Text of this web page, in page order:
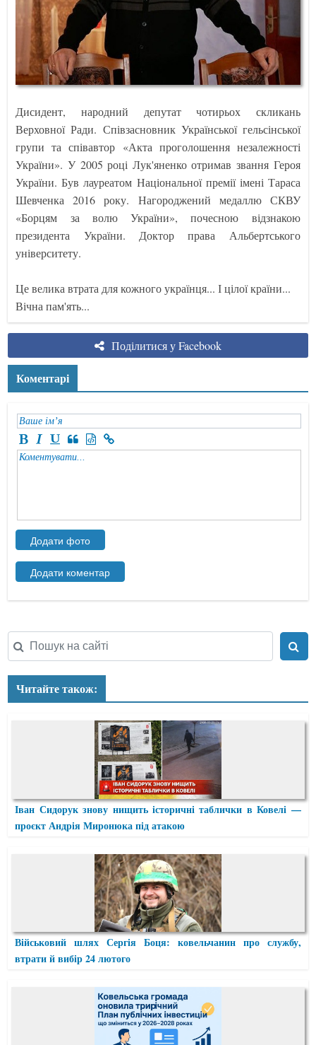
Дисидент, народний депутат чотирьох скликань
Верховної Ради. Співзасновник Української гельсінської
групи та співавтор «Акта проголошення незалежності
України». У 2005 році Лук'яненко отримав звання Героя
України. Був лауреатом Національної премії імені Тараса
Шевченка 2016 року. Нагороджений медаллю СКВУ
«Борцям за волю України», почесною відзнакою
президента України. Доктор права Альбертського
університету.
Це велика втрата для кожного українця... І цілої країни...
Вічна пам'ять...
Поділитися у Facebook
Коментарі
Читайте також:
Іван Сидорук знову нищить історичні таблички в Ковелі —
проєкт Андрія Миронюка під атакою
Військовий шлях Сергія Боця: ковельчанин про службу,
втрати й вибір 24 лютого